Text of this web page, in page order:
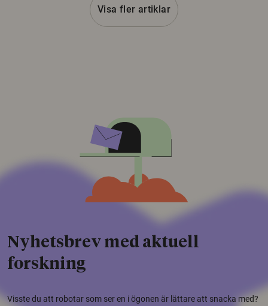
Visa fler artiklar
Nyhetsbrev med aktuell
forskning
Visste du att robotar som ser en i ögonen är lättare att snacka med?